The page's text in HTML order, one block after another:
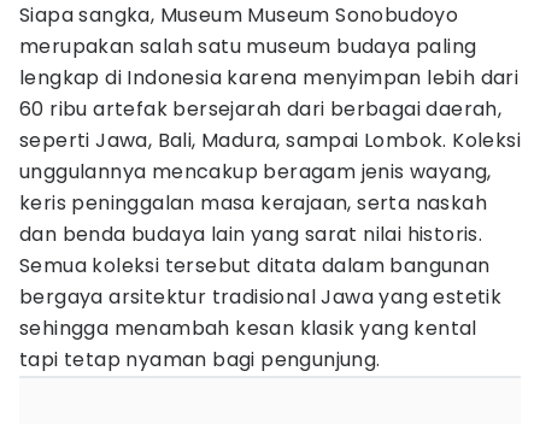
Siapa sangka, Museum Museum Sonobudoyo
merupakan salah satu museum budaya paling
lengkap di Indonesia karena menyimpan lebih dari
60 ribu artefak bersejarah dari berbagai daerah,
seperti Jawa, Bali, Madura, sampai Lombok. Koleksi
unggulannya mencakup beragam jenis wayang,
keris peninggalan masa kerajaan, serta naskah
dan benda budaya lain yang sarat nilai historis.
Semua koleksi tersebut ditata dalam bangunan
bergaya arsitektur tradisional Jawa yang estetik
sehingga menambah kesan klasik yang kental
tapi tetap nyaman bagi pengunjung.